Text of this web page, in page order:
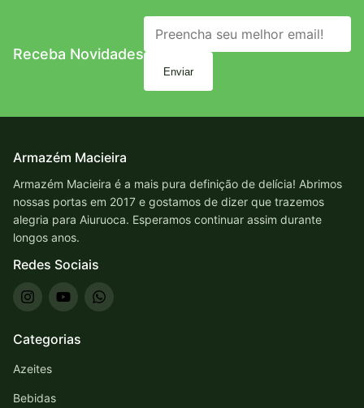
Receba Novidades
Enviar
Armazém Macieira
Armazém Macieira é a mais pura definição de delícia! Abrimos
nossas portas em 2017 e gostamos de dizer que trazemos
alegria para Aiuruoca. Esperamos continuar assim durante
longos anos.
Redes Sociais
Categorias
Azeites
Bebidas